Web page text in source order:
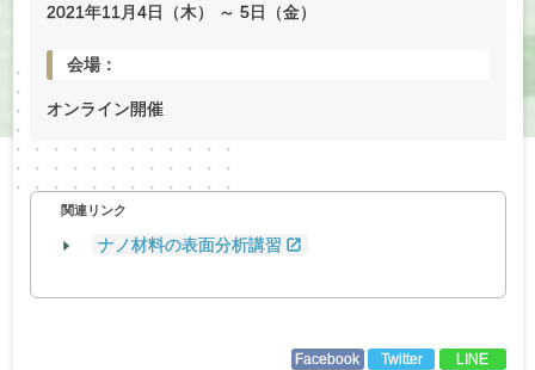
2021年11 月4日（木） ～ 5日（金）
会場：
オンライン開催
関連リンク
ナノ材料の表面分析講習
Facebook Twitter LINE